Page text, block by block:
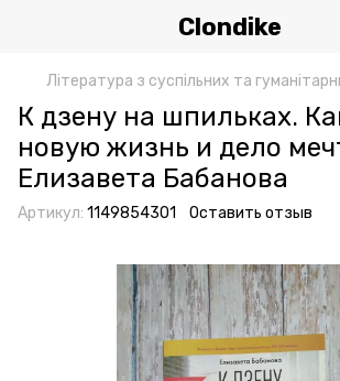
Clondike
Література з суспільних та
К дзену на шпильках.
новую жизнь и дело
Елизавета Бабанова
Артикул: 1149854301 Оставить отзыв